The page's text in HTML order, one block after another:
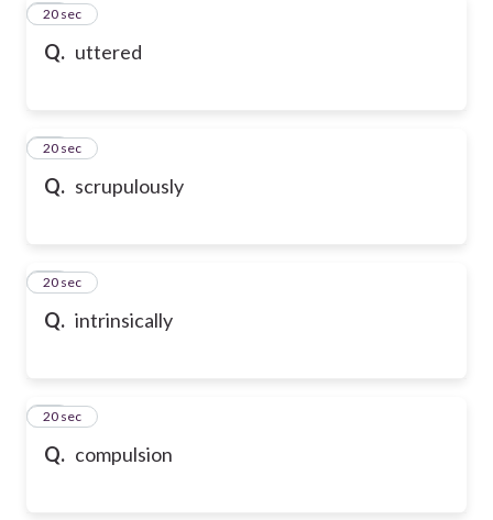
Q. uttered
50
20 sec
Q. scrupulously
51
20 sec
Q. intrinsically
52
20 sec
Q. compulsion
53
20 sec